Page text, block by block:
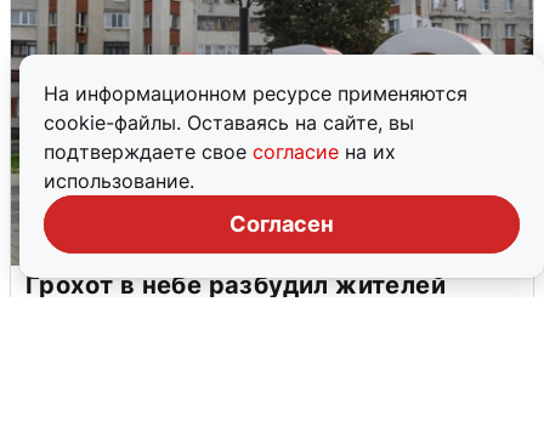
На информационном ресурсе применяются
cookie-файлы. Оставаясь на сайте, вы
подтверждаете свое согласие на их
использование.
Согласен
Грохот в небе разбудил жителей